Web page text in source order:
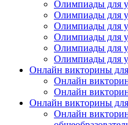
Олимпиады для
Олимпиады для
Олимпиады для
Олимпиады для
Олимпиады для
Олимпиады для
Онлайн викторины для
Онлайн
Онлайн
Онлайн викторины для
Онлайн